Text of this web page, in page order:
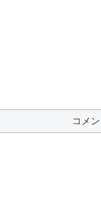
コメ